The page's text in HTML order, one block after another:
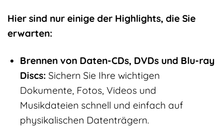
Hier sind nur einige der Highlights, die Sie
erwarten:
Brennen von Daten-CDs, DVDs und Blu-ray
Discs: Sichern Sie Ihre wichtigen
Dokumente, Fotos, Videos und
Musikdateien schnell und einfach auf
physikalischen Datenträgern.